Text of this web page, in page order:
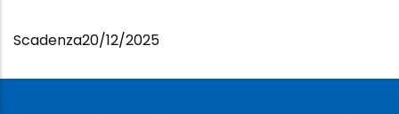
Scadenza20/12/2025